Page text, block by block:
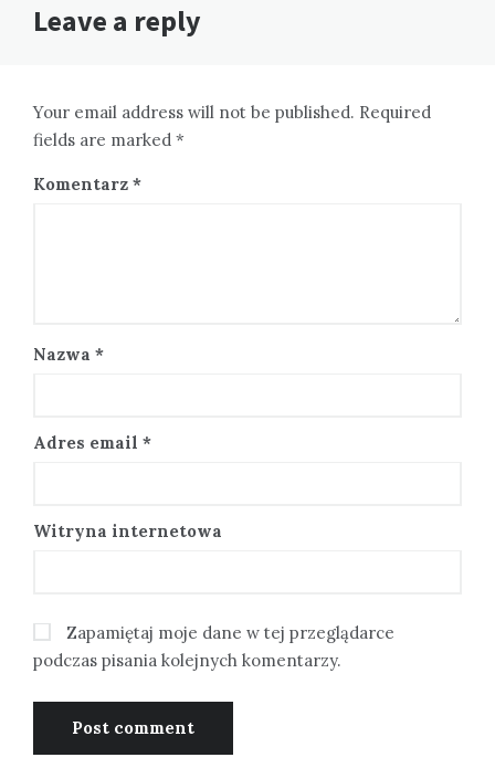
Leave a reply
Your email address will not be published. Required
fields are marked *
Komentarz *
Nazwa *
Adres email *
Witryna internetowa
Zapamiętaj moje dane w tej przeglądarce
podczas pisania kolejnych komentarzy.